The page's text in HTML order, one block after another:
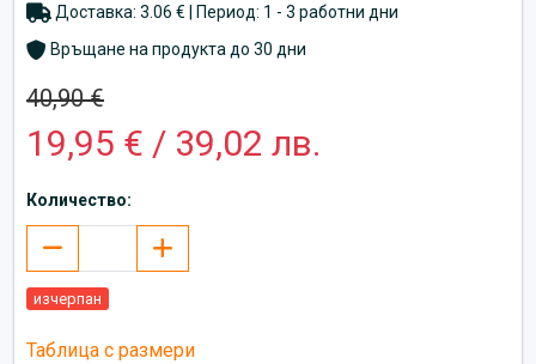
Доставка: 3.06 € | Период: 1 - 3 работни дни
Връщане на продукта до 30 дни
40,90 €
19,95 € / 39,02 лв.
Количество:
изчерпан
Таблица с размери